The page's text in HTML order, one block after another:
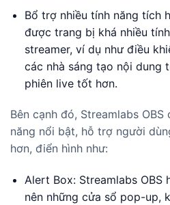
Bổ trợ nhiều tính năng tích
được trang bị khá nhiều
streamer, ví dụ như điều
các nhà sáng tạo nội dung
phiên live tốt hơn.
Bên cạnh đó, Streamlabs
năng nổi bật, hỗ trợ người
hơn, điển hình như:
Alert Box: Streamlabs
nên những cửa sổ pop-up,